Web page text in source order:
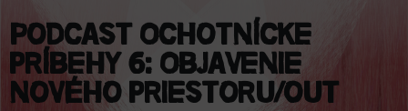
Podcast Ochotnícke
príbehy 6: Objavenie
nového priestoru/out